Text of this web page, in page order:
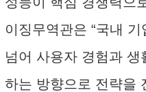
이징무역관은 “국내
넘어 사용자 경험과 생
하는 방향으로 전략을